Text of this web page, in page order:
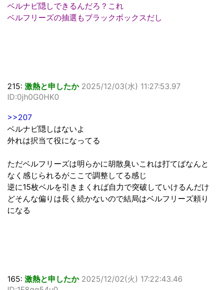
ベルナビ隠しできるんだろ？これ
ベルフリーズの抽選もブラックボックスだし
215: 激熱と申したか 2025/12/03(水) 11:27:53.97
ID:0jh0G0HK0
>>207
ベルナビ隠しはないよ
外れは択当て役になってる
ただベルフリーズは明らかに胡散臭いこれは打てばなんと
なく感じられるがここで調整してる感じ
逆に15枚ベルを引きまくれば自力で突破していけるんだけ
どそんな偏りは長く続かないので結局はベルフリーズ頼り
になる
165: 激熱と申したか 2025/12/02(火) 17:22:43.46